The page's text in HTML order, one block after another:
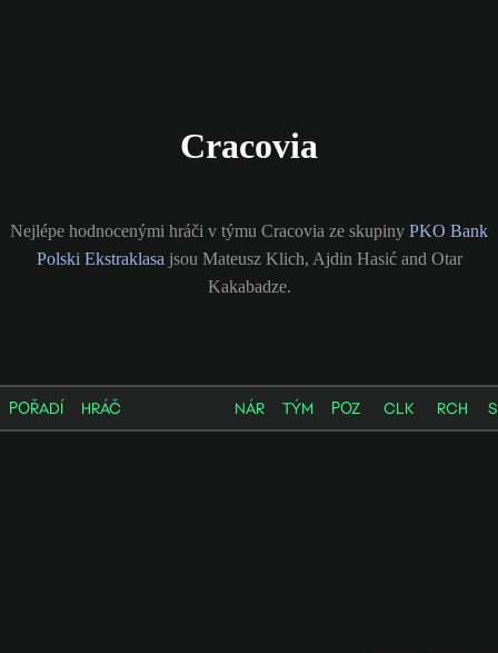
Cracovia
Nejlépe hodnocenými hráči v týmu Cracovia ze skupiny PKO Bank
Polski Ekstraklasa jsou Mateusz Klich, Ajdin Hasić and Otar
Kakabadze.
POŘADÍ HRÁČ NÁR TÝM POZ CLK RCH